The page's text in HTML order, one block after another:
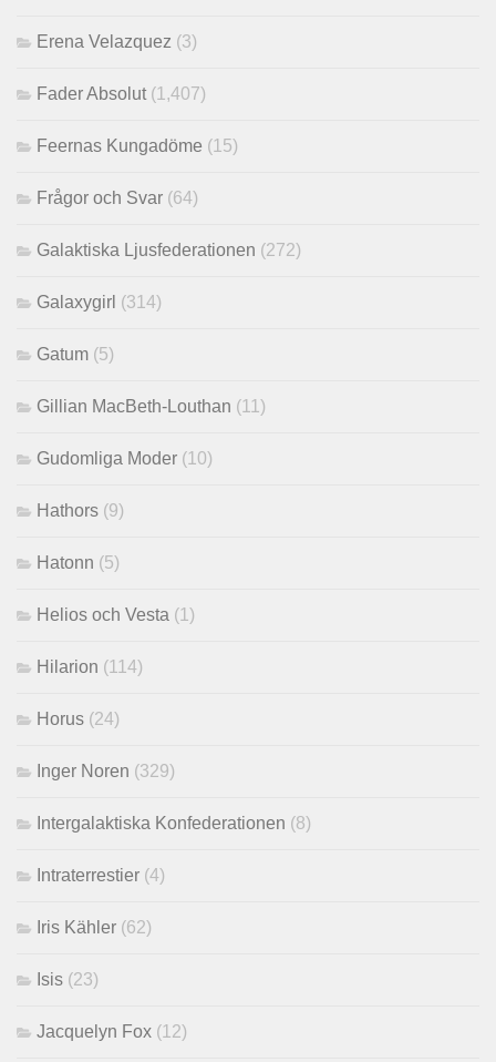
Erena Velazquez (3)
Fader Absolut (1,407)
Feernas Kungadöme (15)
Frågor och Svar (64)
Galaktiska Ljusfederationen (272)
Galaxygirl (314)
Gatum (5)
Gillian MacBeth-Louthan (11)
Gudomliga Moder (10)
Hathors (9)
Hatonn (5)
Helios och Vesta (1)
Hilarion (114)
Horus (24)
Inger Noren (329)
Intergalaktiska Konfederationen (8)
Intraterrestier (4)
Iris Kähler (62)
Isis (23)
Jacquelyn Fox (12)